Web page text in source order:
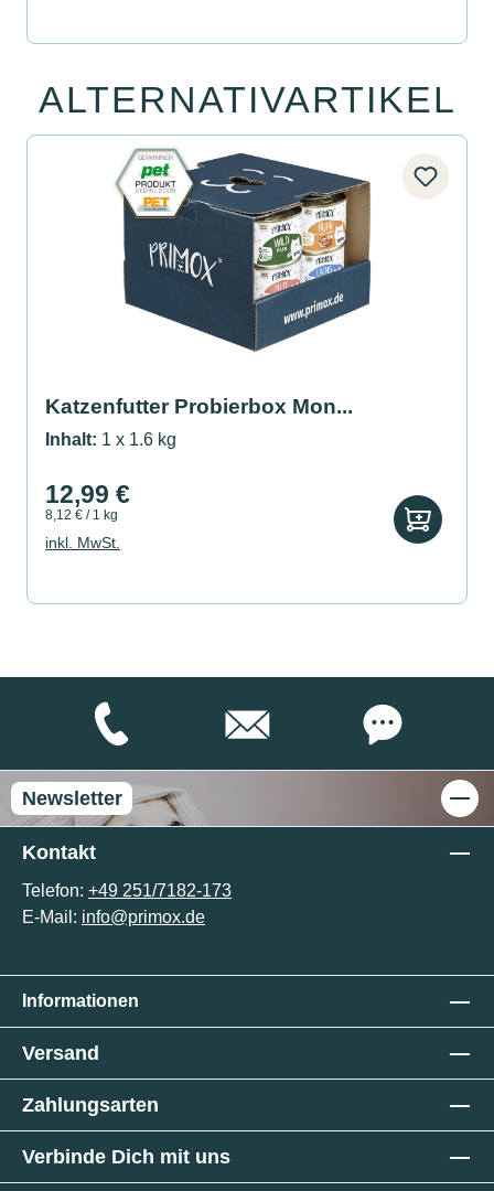
Produktgalerie überspringen
ALTERNATIVARTIKEL
Katzenfutter Probierbox Mon...
Inhalt: 1 x 1.6 kg
12,99 €
8,12 € / 1 kg
inkl. MwSt.
Newsletter
Kontakt
Telefon: +49 251/7182-173
E-Mail: info@primox.de
Informationen
Versand
Zahlungsarten
Verbinde Dich mit uns